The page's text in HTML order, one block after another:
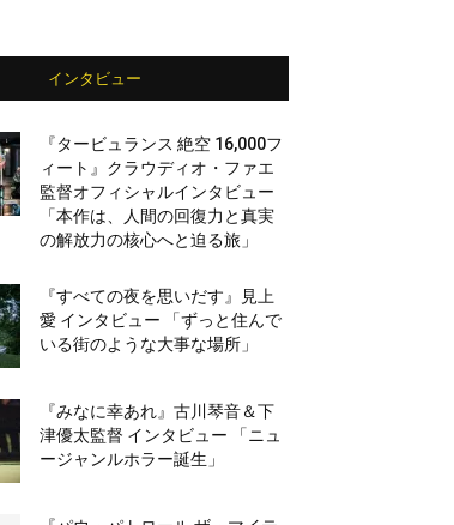
インタビュー
『タービュランス 絶空 16,000フ
ィート』クラウディオ・ファエ
監督オフィシャルインタビュー
「本作は、人間の回復力と真実
の解放力の核心へと迫る旅」
『すべての夜を思いだす』見上
愛 インタビュー 「ずっと住んで
いる街のような大事な場所」
『みなに幸あれ』古川琴音＆下
津優太監督 インタビュー 「ニュ
ージャンルホラー誕生」